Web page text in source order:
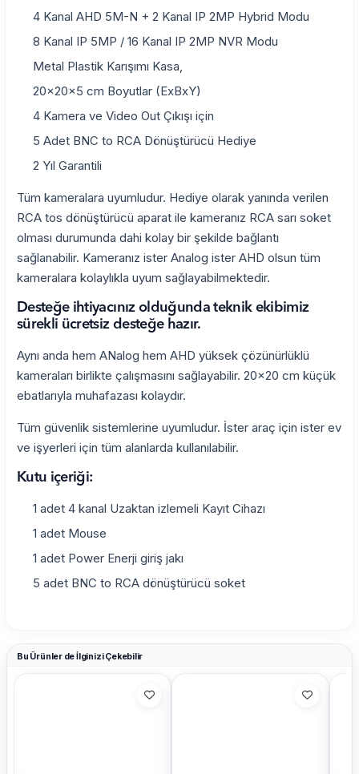
4 Kanal AHD 5M-N + 2 Kanal IP 2MP Hybrid Modu
8 Kanal IP 5MP / 16 Kanal IP 2MP NVR Modu
Metal Plastik Karışımı Kasa,
20x20x5 cm Boyutlar (ExBxY)
4 Kamera ve Video Out Çıkışı için
5 Adet BNC to RCA Dönüştürücü Hediye
2 Yıl Garantili
Tüm kameralara uyumludur. Hediye olarak yanında verilen
RCA tos dönüştürücü aparat ile kameranız RCA sarı soket
olması durumunda dahi kolay bir şekilde bağlantı
sağlanabilir. Kameranız ister Analog ister AHD olsun tüm
kameralara kolaylıkla uyum sağlayabilmektedir.
Desteğe ihtiyacınız olduğunda teknik ekibimiz
sürekli ücretsiz desteğe hazır.
Aynı anda hem ANalog hem AHD yüksek çözünürlüklü
kameraları birlikte çalışmasını sağlayabilir. 20x20 cm küçük
ebatlarıyla muhafazası kolaydır.
Tüm güvenlik sistemlerine uyumludur. İster araç için ister ev
ve işyerleri için tüm alanlarda kullanılabilir.
Kutu içeriği:
1 adet 4 kanal Uzaktan izlemeli Kayıt Cihazı
1 adet Mouse
1 adet Power Enerji giriş jakı
5 adet BNC to RCA dönüştürücü soket
Bu Ürünler de İlginizi Çekebilir